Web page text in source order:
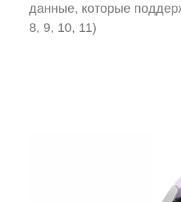
данные, которые
8, 9, 10, 11)